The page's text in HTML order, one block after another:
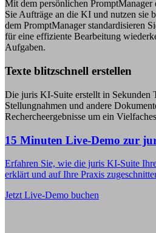
Mit dem persönlichen
Sie Aufträge an die KI und nutzen sie
dem PromptManager standardisieren
für eine effiziente Bearbeitung
Aufgaben.
Texte blitzschnell erstellen
Die juris KI-Suite erstellt in Sekunden
Stellungnahmen und andere
Rechercheergebnisse um ein
15 Minuten Live-Demo zur
Erfahren Sie, wie die juris KI-Suite
erklärt und auf Ihre Praxis
Jetzt Live-Demo buchen